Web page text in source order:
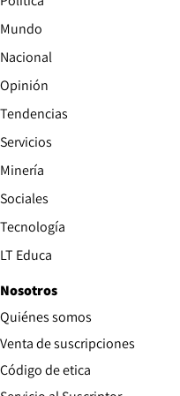
Mundo
Nacional
Opinión
Tendencias
Servicios
Minería
Sociales
Tecnología
LT Educa
Nosotros
Quiénes somos
Venta de suscripciones
Código de etica Opens in new